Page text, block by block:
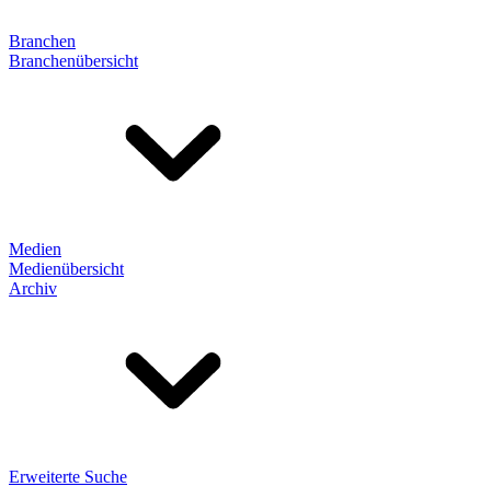
Branchen
Branchenübersicht
Medien
Medienübersicht
Archiv
Erweiterte Suche